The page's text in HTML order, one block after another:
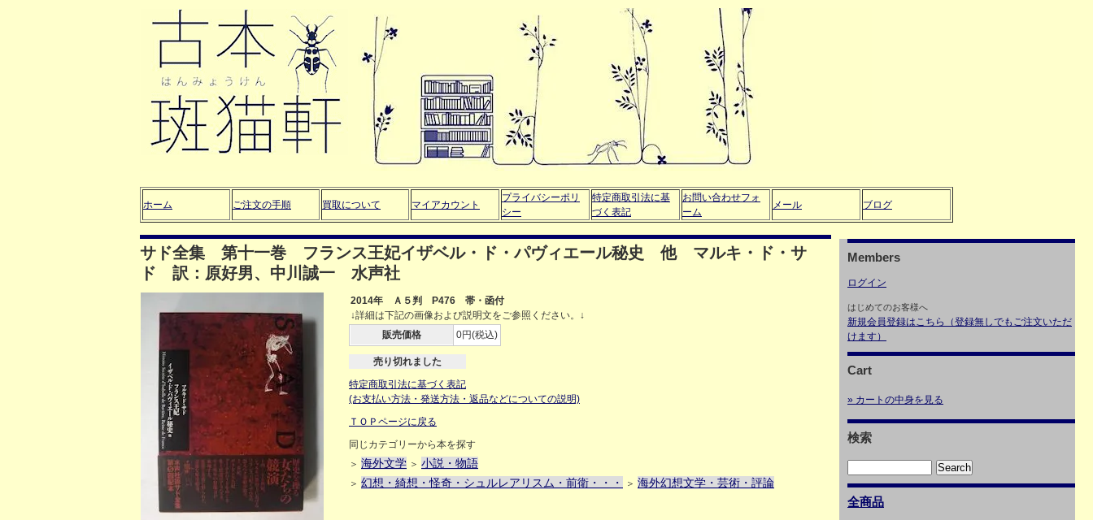
ホーム ご注文の手順 買取について マイアカウント
プライバシーポリ
シー
特定商取引法に基
づく表記
お問い合わせフォ
ーム
メール ブログ
サド全集 第十一巻 フランス王妃イザベル・ド・パヴィエール秘史 他 マルキ・ド・サ
ド 訳：原好男、中川誠一 水声社
2014年 Ａ５判 P476 帯・函付
↓詳細は下記の画像および説明文をご参照ください。↓
販売価格
0円(税込)
売り切れました
特定商取引法に基づく表記
(お支払い方法・発送方法・返品などについての説明)
ＴＯＰページに戻る
同じカテゴリーから本を探す
＞ 海外文学 ＞ 小説・物語
＞ 幻想・綺想・怪奇・シュルレアリスム・前衛・・・ ＞ 海外幻想文学・芸術・評論
Members
ログイン
はじめてのお客様へ
新規会員登録はこちら（登録無しでもご注文いただ
けます）
Cart
» カートの中身を見る
検索
全商品